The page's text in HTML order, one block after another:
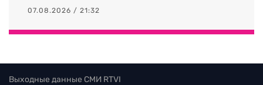
07.08.2026 / 21:32
Выходные данные СМИ RTVI